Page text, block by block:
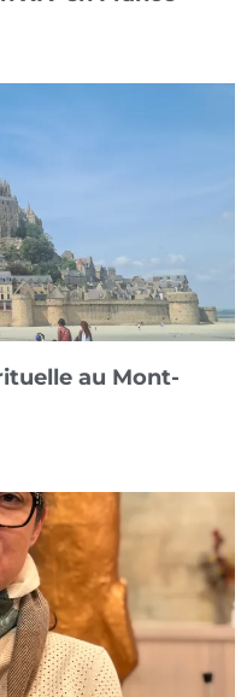
au Mont-